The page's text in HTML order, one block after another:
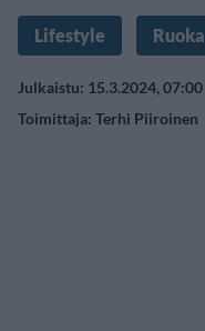
Lifestyle Ruoka
Julkaistu: 15.3.2024, 07:00
Toimittaja: Terhi Piiroinen